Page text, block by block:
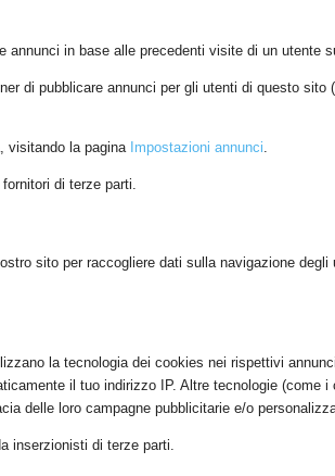
in base alle precedenti visite di un utente
di pubblicare annunci per gli utenti di questo
visitando la pagina Impostazioni annunci
di terze parti.
sito per raccogliere dati sulla navigazione
la tecnologia dei cookies nei rispettivi
il tuo indirizzo IP. Altre tecnologie (come
delle loro campagne pubblicitarie e/o
inserzionisti di terze parti.